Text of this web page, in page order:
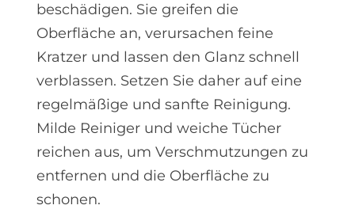
beschädigen. Sie greifen die
Oberfläche an, verursachen feine
Kratzer und lassen den Glanz schnell
verblassen. Setzen Sie daher auf eine
regelmäßige und sanfte Reinigung.
Milde Reiniger und weiche Tücher
reichen aus, um Verschmutzungen zu
entfernen und die Oberfläche zu
schonen.